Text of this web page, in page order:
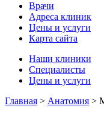
Врачи
Адреса клиник
Цены и услуги
Карта сайта
Наши клиники
Специалисты
Цены и услуги
Главная > Анатомия >